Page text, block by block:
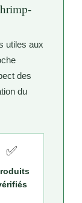
utiles aux
des
du
✅